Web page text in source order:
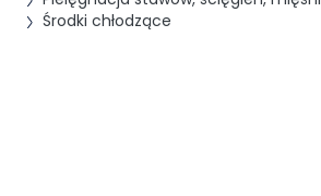
Środki chłodzące